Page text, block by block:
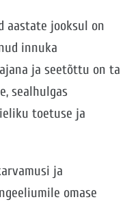
aastate jooksul on
innuka
ja seetõttu on ta
sealhulgas
toetuse ja
ja
omase